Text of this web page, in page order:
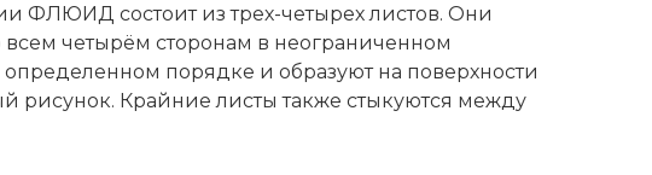
ФЛЮИД состоит из трех-четырех листов. Они
всем четырём сторонам в неограниченном
определенном порядке и образуют на поверхности
рисунок. Крайние листы также стыкуются между